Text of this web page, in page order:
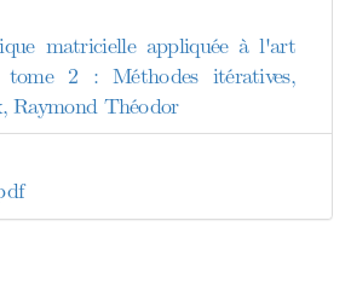
matricielle appliquée à l'art
tome 2 : Méthodes itératives,
Raymond Théodor